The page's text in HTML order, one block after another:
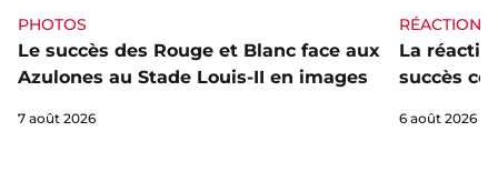
PHOTOS
Le succès des Rouge et Blanc face aux
Azulones au Stade Louis-II en images
7 août 2026
RÉACTIONS
La
succès
6 août 2026